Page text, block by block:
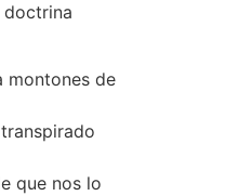
doctrina
montones de
que nos lo